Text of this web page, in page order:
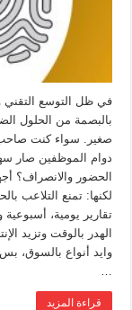
في ظل التوسع التقني
بالبصمة من الحلول
صغير. سواء كنت صاحب
دوام الموظفين صار
الحضور والانصراف؟
لكنها: تمنع التلاعب
تقارير يومية،
الهدر بالوقت وتزيد
وايد أنواع بالسوق،
قراءة المزيد